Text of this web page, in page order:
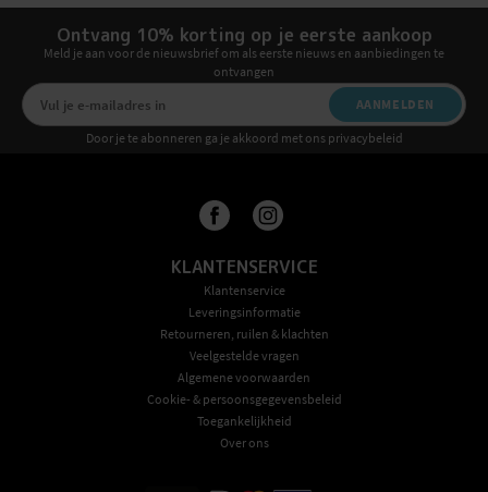
Ontvang 10% korting op je eerste aankoop
Meld je aan voor de nieuwsbrief om als eerste nieuws en aanbiedingen te
ontvangen
AANMELDEN
Door je te abonneren ga je akkoord met ons privacybeleid
KLANTENSERVICE
Klantenservice
Leveringsinformatie
Retourneren, ruilen & klachten
Veelgestelde vragen
Algemene voorwaarden
Cookie- & persoonsgegevensbeleid
Toegankelijkheid
Over ons